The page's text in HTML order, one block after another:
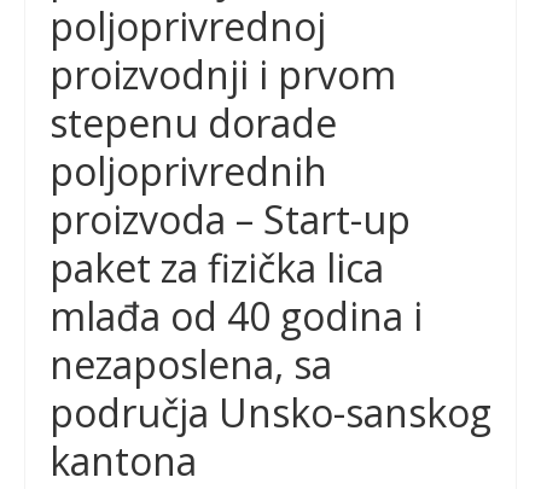
poljoprivrednoj
proizvodnji i prvom
stepenu dorade
poljoprivrednih
proizvoda – Start-up
paket za fizička lica
mlađa od 40 godina i
nezaposlena, sa
područja Unsko-sanskog
kantona